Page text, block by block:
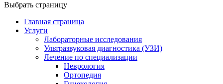
Выбрать страницу
Главная страница
Услуги
Лабораторные исследования
Ультразвуковая диагностика (УЗИ)
Лечение по специализации
Неврология
Ортопедия